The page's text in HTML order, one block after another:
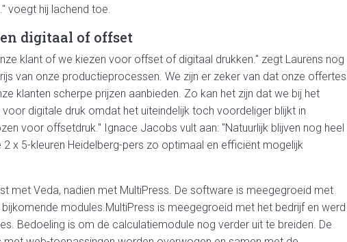
voegt hij lachend toe.
digitaal of offset
klant of we kiezen voor offset of digitaal drukken." zegt Laurens nog
van onze productieprocessen. We zijn er zeker van dat onze offertes
klanten scherpe prijzen aanbieden. Zo kan het zijn dat we bij het
digitale druk omdat het uiteindelijk toch voordeliger blijkt in
voor offsetdruk." Ignace Jacobs vult aan: "Natuurlijk blijven nog heel
x 5-kleuren Heidelberg-pers zo optimaal en efficiënt mogelijk
met Veda, nadien met MultiPress. De software is meegegroeid met
modules.MultiPress is meegegroeid met het bedrijf en werd
Bedoeling is om de calculatiemodule nog verder uit te breiden. De